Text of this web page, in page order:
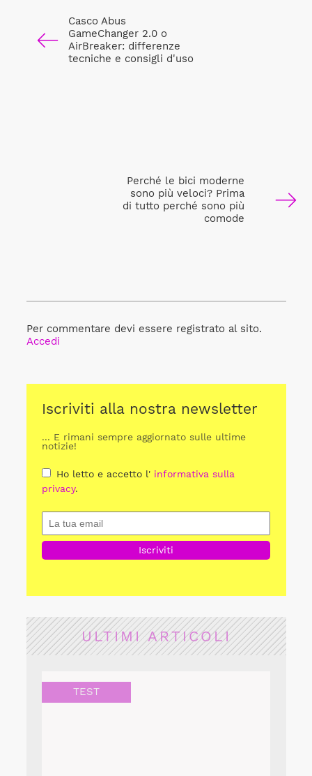
Casco Abus
GameChanger 2.0 o
AirBreaker: differenze
tecniche e consigli d'uso
Perché le bici moderne
sono più veloci? Prima
di tutto perché sono più
comode
Per commentare devi essere registrato al sito.
Accedi
Iscriviti alla nostra newsletter
... E rimani sempre aggiornato sulle ultime
notizie!
Ho letto e accetto l' informativa sulla
privacy.
ULTIMI ARTICOLI
TEST